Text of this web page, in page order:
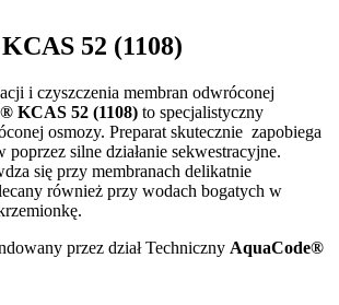
52 (1108)
i czyszczenia membran odwróconej
KCAS 52 (1108) to specjalistyczny
osmozy. Preparat skutecznie zapobiega
poprzez silne działanie sekwestracyjne.
się przy membranach delikatnie
również przy wodach bogatych w
przez dział Techniczny AquaCode®